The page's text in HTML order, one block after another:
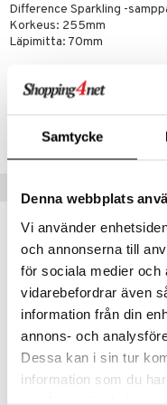
Samtycke
Denna webbplats
Vi använder
och annonserna till
för sociala medier och
vidarebefordrar även
information från din
annons- och
Dessa kan i sin tur
information som du
Difference Sparkling -
Korkeus: 255mm
Läpimitta: 70mm
IAE38-1-XX